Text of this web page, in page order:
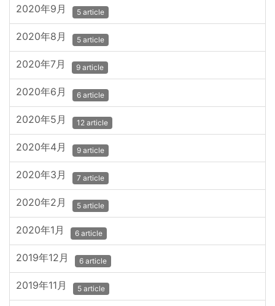
2020年9月 5 article
2020年8月 5 article
2020年7月 9 article
2020年6月 6 article
2020年5月 12 article
2020年4月 9 article
2020年3月 7 article
2020年2月 5 article
2020年1月 6 article
2019年12月 6 article
2019年11月 5 article